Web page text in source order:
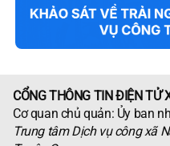
CỔNG THÔNG TIN ĐIỆN TỬ
Cơ quan chủ quản: Ủy ban
Trung tâm Dịch vụ công xã